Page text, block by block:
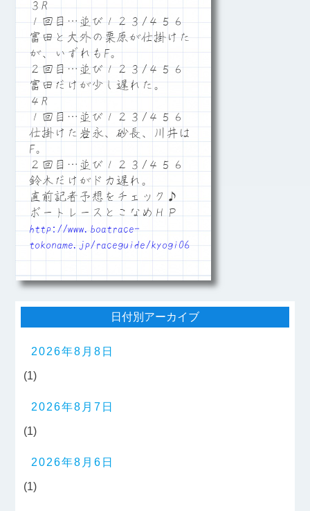
３R
１回目…並び１２３/４５６
富田と大外の栗原が仕掛けた
が、いずれもF。
２回目…並び１２３/４５６
富田だけが少し遅れた。
４R
１回目…並び１２３/４５６
仕掛けた岩永、砂長、川井は
F。
２回目…並び１２３/４５６
鈴木だけがドカ遅れ。
直前記者予想をチェック♪
ボートレースとこなめＨＰ
http://www.boatrace-
tokoname.jp/raceguide/kyogi06
日付別アーカイブ
2026年8月8日
(1)
2026年8月7日
(1)
2026年8月6日
(1)